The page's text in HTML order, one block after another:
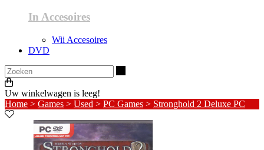
In Accesoires
Wii Accesoires
DVD
Uw winkelwagen is leeg!
Home > Games > Used > PC Games > Stronghold 2 Deluxe PC